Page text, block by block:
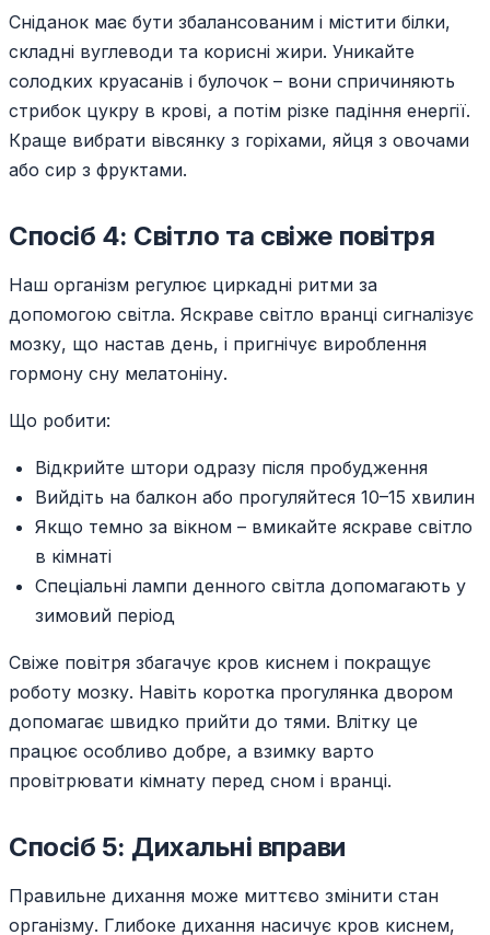
Сніданок має бути збалансованим і містити білки,
складні вуглеводи та корисні жири. Уникайте
солодких круасанів і булочок – вони спричиняють
стрибок цукру в крові, а потім різке падіння енергії.
Краще вибрати вівсянку з горіхами, яйця з овочами
або сир з фруктами.
Спосіб 4: Світло та свіже повітря
Наш організм регулює циркадні ритми за
допомогою світла. Яскраве світло вранці сигналізує
мозку, що настав день, і пригнічує вироблення
гормону сну мелатоніну.
Що робити:
Відкрийте штори одразу після пробудження
Вийдіть на балкон або прогуляйтеся 10–15 хвилин
Якщо темно за вікном – вмикайте яскраве світло
в кімнаті
Спеціальні лампи денного світла допомагають у
зимовий період
Свіже повітря збагачує кров киснем і покращує
роботу мозку. Навіть коротка прогулянка двором
допомагає швидко прийти до тями. Влітку це
працює особливо добре, а взимку варто
провітрювати кімнату перед сном і вранці.
Спосіб 5: Дихальні вправи
Правильне дихання може миттєво змінити стан
організму. Глибоке дихання насичує кров киснем,